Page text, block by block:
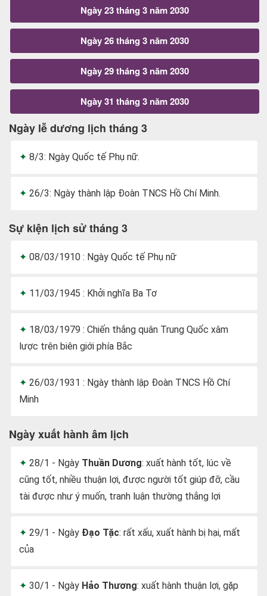
Ngày 23 tháng 3 năm 2030
Ngày 26 tháng 3 năm 2030
Ngày 29 tháng 3 năm 2030
Ngày 31 tháng 3 năm 2030
Ngày lễ dương lịch tháng 3
8/3: Ngày Quốc tế Phụ nữ.
26/3: Ngày thành lập Đoàn TNCS Hồ Chí Minh.
Sự kiện lịch sử tháng 3
08/03/1910 : Ngày Quốc tế Phụ nữ
11/03/1945 : Khởi nghĩa Ba Tơ
18/03/1979 : Chiến thắng quân Trung Quốc xâm
lược trên biên giới phía Bắc
26/03/1931 : Ngày thành lập Đoàn TNCS Hồ Chí
Minh
Ngày xuất hành âm lịch
28/1 - Ngày Thuần Dương: xuất hành tốt, lúc về
cũng tốt, nhiều thuận lợi, được người tốt giúp đỡ, cầu
tài được như ý muốn, tranh luận thường thắng lợi
29/1 - Ngày Đạo Tặc: rất xấu, xuất hành bị hại, mất
của
30/1 - Ngày Hảo Thương: xuất hành thuận lợi, gặp